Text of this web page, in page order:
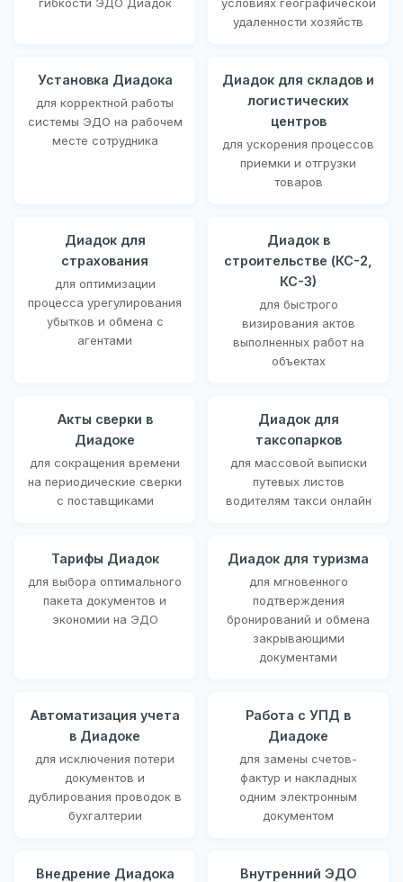
удаленности хозяйств
Установка Диадока
для корректной работы
системы ЭДО на рабочем
месте сотрудника
Диадок для складов и
логистических
центров
для ускорения процессов
приемки и отгрузки
товаров
Диадок для
страхования
для оптимизации
процесса урегулирования
убытков и обмена с
агентами
Диадок в
строительстве (КС-2,
КС-3)
для быстрого
визирования актов
выполненных работ на
объектах
Акты сверки в
Диадоке
для сокращения времени
на периодические сверки
с поставщиками
Диадок для
таксопарков
для массовой выписки
путевых листов
водителям такси онлайн
Тарифы Диадок
для выбора оптимального
пакета документов и
экономии на ЭДО
Диадок для туризма
для мгновенного
подтверждения
бронирований и обмена
закрывающими
документами
Автоматизация учета
в Диадоке
для исключения потери
документов и
дублирования проводок в
бухгалтерии
Работа с УПД в
Диадоке
для замены счетов-
фактур и накладных
одним электронным
документом
Внедрение Диадока
Внутренний ЭДО